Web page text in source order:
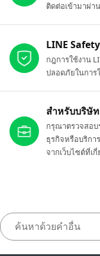
ติดต่อเข้ามาผ่
LINE
กฎการใช้งาน
ปลอดภัยในการ
สำหรับบริษั
กรุณาตรวจสอบ
ธุรกิจหรือบริก
จากเว็บไซต์ที่เ